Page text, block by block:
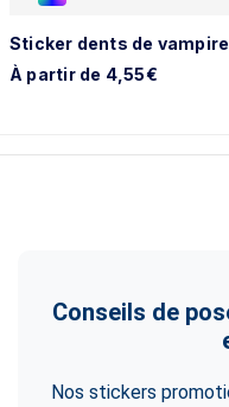
Sticker dents de vampire
À partir de 4,55€
Conseils de
Nos stickers